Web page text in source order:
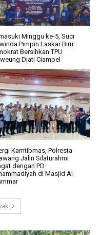
Minggu ke-5, Suci
Pimpin Laskar Biru
Bersihkan TPU
Djati Ciampel
Kamtibmas, Polresta
Jalin Silaturahmi
dengan PD
di Masjid Al-